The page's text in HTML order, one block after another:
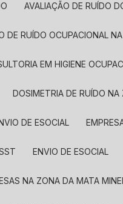
AVALIAÇÃO DE RUÍDO
DE RUÍDO OCUPACIONAL
EM HIGIENE
DOSIMETRIA DE RUÍDO
DE ESOCIAL
ENVIO DE ESOCIAL
NA ZONA DA MATA